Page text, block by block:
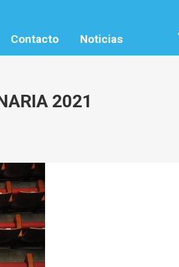
Contacto Noticias
2021